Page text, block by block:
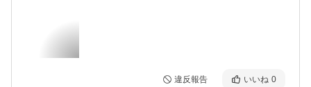
違反報告 いいね 0